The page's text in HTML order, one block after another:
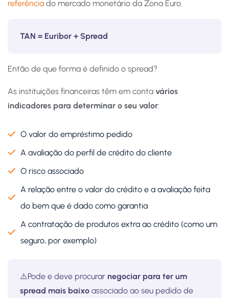
referência do mercado monetário da Zona Euro.
TAN = Euribor + Spread
Então de que forma é definido o spread?
As instituições financeiras têm em conta vários
indicadores para determinar o seu valor:
O valor do empréstimo pedido
A avaliação do perfil de crédito do cliente
O risco associado
A relação entre o valor do crédito e a avaliação feita
do bem que é dado como garantia
A contratação de produtos extra ao crédito (como um
seguro, por exemplo)
⚠️Pode e deve procurar negociar para ter um
spread mais baixo associado ao seu pedido de